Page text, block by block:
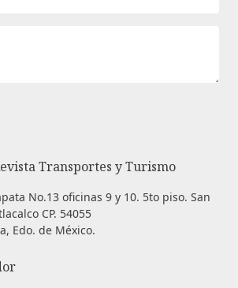
Transportes y Turismo
No.13 oficinas 9 y 10. 5to piso. San
CP. 54055
Edo. de México.